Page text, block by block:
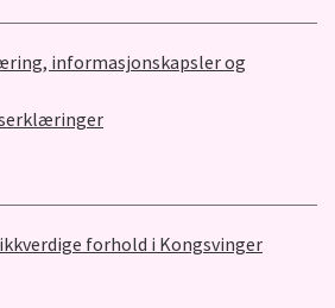
informasjonskapsler og
forhold i Kongsvinger